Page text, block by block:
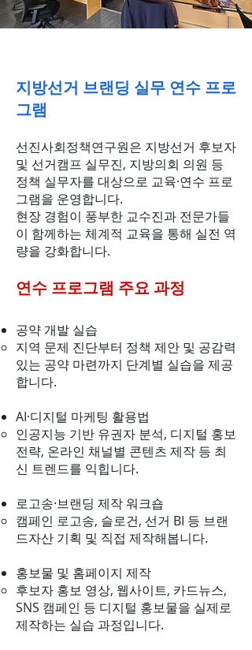
지방선거 브랜딩 실무 연수 프로
그램
선진사회정책연구원은 지방선거 후보자
및 선거캠프 실무진, 지방의회 의원 등
정책 실무자를 대상으로 교육·연수 프로
그램을 운영합니다.
현장 경험이 풍부한 교수진과 전문가들
이 함께하는 체계적 교육을 통해 실전 역
량을 강화합니다.
연수 프로그램 주요 과정
공약 개발 실습
지역 문제 진단부터 정책 제안 및 공감력
있는 공약 마련까지 단계별 실습을 제공
합니다.
AI·디지털 마케팅 활용법
인공지능 기반 유권자 분석, 디지털 홍보
전략, 온라인 채널별 콘텐츠 제작 등 최
신 트렌드를 익힙니다.
로고송·브랜딩 제작 워크숍
캠페인 로고송, 슬로건, 선거 BI 등 브랜
드자산 기획 및 직접 제작해봅니다.
홍보물 및 홈페이지 제작
후보자 홍보 영상, 웹사이트, 카드뉴스,
SNS 캠페인 등 디지털 홍보물을 실제로
제작하는 실습 과정입니다.